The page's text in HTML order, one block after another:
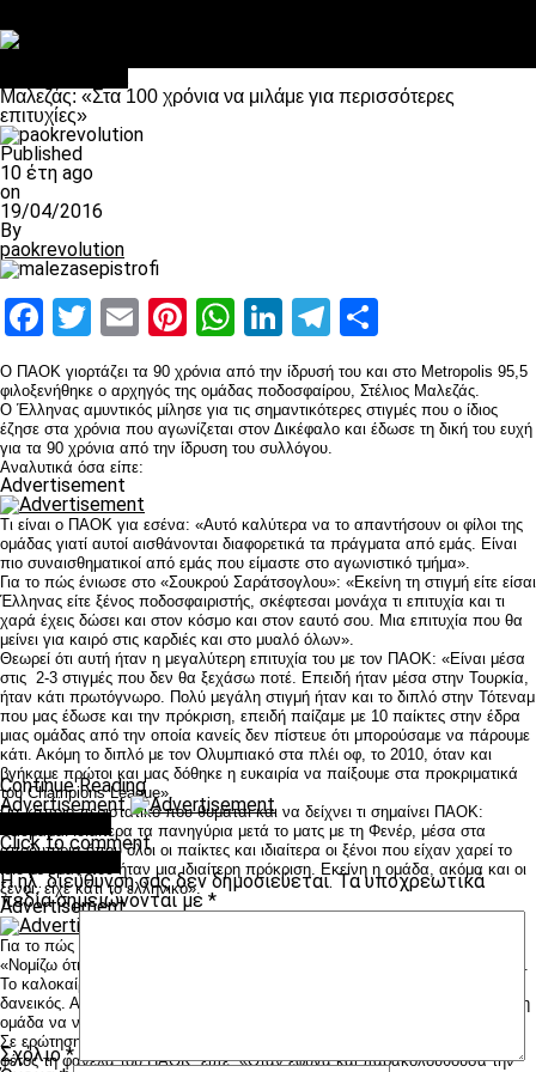
Μαλεζάς: «Στα 100 χρόνια να μιλάμε για περισσότερες
επιτυχίες»
Published
10 έτη ago
on
19/04/2016
By
paokrevolution
Facebook
Twitter
EmailPinterest
WhatsApp
LinkedIn
Telegram
Ο ΠΑΟΚ γιορτάζει τα 90 χρόνια από την ίδρυσή του και στο Metropolis 95,5
φιλοξενήθηκε ο αρχηγός της ομάδας ποδοσφαίρου, Στέλιος Μαλεζάς.
Ο Έλληνας αμυντικός μίλησε για τις σημαντικότερες στιγμές που ο ίδιος
έζησε στα χρόνια που αγωνίζεται στον Δικέφαλο και έδωσε τη δική του ευχή
για τα 90 χρόνια από την ίδρυση του συλλόγου.
Αναλυτικά όσα είπε:
Advertisement
Τι είναι ο ΠΑΟΚ για εσένα: «Αυτό καλύτερα να το απαντήσουν οι φίλοι της
ομάδας γιατί αυτοί αισθάνονται διαφορετικά τα πράγματα από εμάς. Eίναι
πιο συναισθηματικοί από εμάς που είμαστε στο αγωνιστικό τμήμα».
Για το πώς ένιωσε στο «Σουκρού Σαράτσογλου»: «Εκείνη τη στιγμή είτε είσαι
Έλληνας είτε ξένος ποδοσφαιριστής, σκέφτεσαι μονάχα τι επιτυχία και τι
χαρά έχεις δώσει και στον κόσμο και στον εαυτό σου. Μια επιτυχία που θα
μείνει για καιρό στις καρδιές και στο μυαλό όλων».
Θεωρεί ότι αυτή ήταν η μεγαλύτερη επιτυχία του με τον ΠΑΟΚ: «Είναι μέσα
στις 2-3 στιγμές που δεν θα ξεχάσω ποτέ. Επειδή ήταν μέσα στην Τουρκία,
ήταν κάτι πρωτόγνωρο. Πολύ μεγάλη στιγμή ήταν και το διπλό στην Τότεναμ
που μας έδωσε και την πρόκριση, επειδή παίζαμε με 10 παίκτες στην έδρα
μιας ομάδας από την οποία κανείς δεν πίστευε ότι μπορούσαμε να πάρουμε
κάτι. Ακόμη το διπλό με τον Ολυμπιακό στα πλέι οφ, το 2010, όταν και
βγήκαμε πρώτοι και μας δόθηκε η ευκαιρία να παίξουμε στα προκριματικά
του Champions League».
Για κάποιο περιστατικό που θυμάται και να δείχνει τι σημαίνει ΠΑΟΚ:
«Θυμάμαι ιδιαίτερα τα πανηγύρια μετά το ματς με τη Φενέρ, μέσα στα
αποδυτήρια όπου όλοι οι παίκτες και ιδιαίτερα οι ξένοι που είχαν χαρεί το
ίδιο με εμάς που ήταν μια ιδιαίτερη πρόκριση. Εκείνη η ομάδα, ακόμα και οι
ξένοι, είχε κάτι το ελληνικό».
Advertisement
Για το πώς καθιερώθηκε στον ΠΑΟΚ και ποιος τον βοήθησε περισσότερο:
«Νομίζω ότι ο Σάντος μαζί με τον Βρύζα με βοήθησαν να μείνω στην ομάδα.
Το καλοκαίρι του 2008, αν δεν κάνω λάθος, μου ζητήθηκε να πάω κάπου
δανεικός. Αυτοί με κράτησαν, ήμουν πολύ τυχερός και με βοήθησε και όλη η
ομάδα να νιώσω καλύτερα και να πάρω παιχνίδια».
Σε ερώτηση του Παναγιώτη Κερμανίδη για το πώς νιώθει που ξαναφορά
φέτος τη φανέλα του ΠΑΟΚ, είπε: «Όταν έφυγα και παρακολουθούσα την
Continue Reading
Advertisement
Click to comment
Η ηλ. διεύθυνση σας δεν δημοσιεύεται. Τα υποχρεωτικά
πεδία σημειώνονται με *
Σχόλιο*